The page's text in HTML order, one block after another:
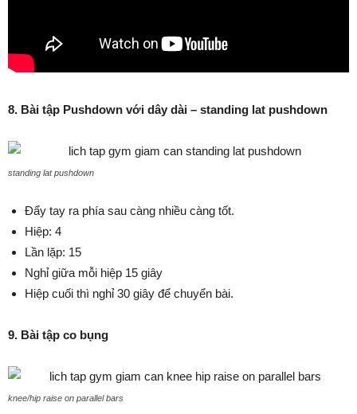
8. Bài tập Pushdown với dây dài – standing lat pushdown
standing lat pushdown
Đẩy tay ra phía sau càng nhiều càng tốt.
Hiệp: 4
Lần lặp: 15
Nghỉ giữa mỗi hiệp 15 giây
Hiệp cuối thì nghỉ 30 giây để chuyển bài.
9. Bài tập co bụng
knee/hip raise on parallel bars